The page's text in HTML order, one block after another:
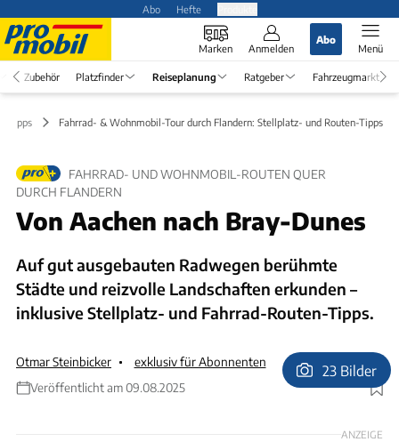
Abo Hefte
Marken Anmelden
Abo
Menü
Zubehör Platzfinder Reiseplanung Ratgeber Fahrzeugmarkt
Tipps Fahrrad- & Wohnmobil-Tour durch Flandern: Stellplatz- und Routen-Tipps
FAHRRAD- UND WOHNMOBIL-ROUTEN QUER
DURCH FLANDERN
Von Aachen nach Bray-Dunes
Auf gut ausgebauten Radwegen berühmte
Städte und reizvolle Landschaften erkunden –
inklusive Stellplatz- und Fahrrad-Routen-Tipps.
Otmar Steinbicker
exklusiv für Abonnenten
Veröffentlicht am 09.08.2025
Foto: Otmar Steinbicker
23 Bilder
ANZEIGE